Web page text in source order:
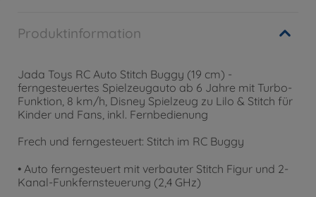
Produktinformation
Jada Toys RC Auto Stitch Buggy (19 cm) -
ferngesteuertes Spielzeugauto ab 6 Jahre mit Turbo-
Funktion, 8 km/h, Disney Spielzeug zu Lilo & Stitch für
Kinder und Fans, inkl. Fernbedienung
Frech und ferngesteuert: Stitch im RC Buggy
• Auto ferngesteuert mit verbauter Stitch Figur und 2-
Kanal-Funkfernsteuerung (2,4 GHz)